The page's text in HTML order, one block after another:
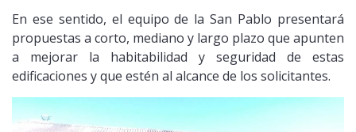
En ese sentido, el equipo de la San Pablo presentará
propuestas a corto, mediano y largo plazo que apunten
a mejorar la habitabilidad y seguridad de estas
edificaciones y que estén al alcance de los solicitantes.